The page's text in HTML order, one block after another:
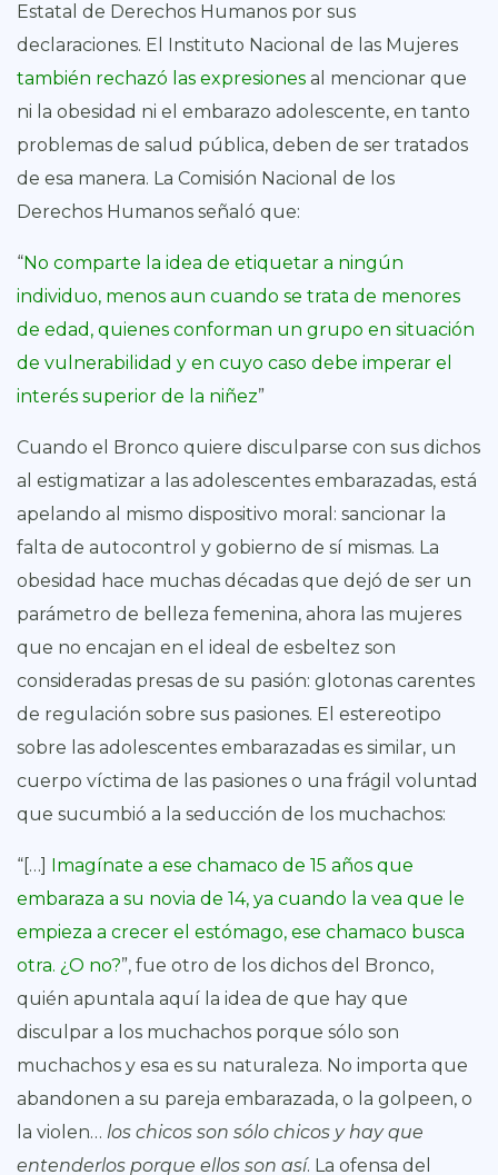
Estatal de Derechos Humanos por sus
declaraciones. El Instituto Nacional de las Mujeres
también rechazó las expresiones al mencionar que
ni la obesidad ni el embarazo adolescente, en tanto
problemas de salud pública, deben de ser tratados
de esa manera. La Comisión Nacional de los
Derechos Humanos señaló que:
“No comparte la idea de etiquetar a ningún
individuo, menos aun cuando se trata de menores
de edad, quienes conforman un grupo en situación
de vulnerabilidad y en cuyo caso debe imperar el
interés superior de la niñez”
Cuando el Bronco quiere disculparse con sus dichos
al estigmatizar a las adolescentes embarazadas, está
apelando al mismo dispositivo moral: sancionar la
falta de autocontrol y gobierno de sí mismas. La
obesidad hace muchas décadas que dejó de ser un
parámetro de belleza femenina, ahora las mujeres
que no encajan en el ideal de esbeltez son
consideradas presas de su pasión: glotonas carentes
de regulación sobre sus pasiones. El estereotipo
sobre las adolescentes embarazadas es similar, un
cuerpo víctima de las pasiones o una frágil voluntad
que sucumbió a la seducción de los muchachos:
“[…] Imagínate a ese chamaco de 15 años que
embaraza a su novia de 14, ya cuando la vea que le
empieza a crecer el estómago, ese chamaco busca
otra. ¿O no?”, fue otro de los dichos del Bronco,
quién apuntala aquí la idea de que hay que
disculpar a los muchachos porque sólo son
muchachos y esa es su naturaleza. No importa que
abandonen a su pareja embarazada, o la golpeen, o
la violen… los chicos son sólo chicos y hay que
entenderlos porque ellos son así. La ofensa del